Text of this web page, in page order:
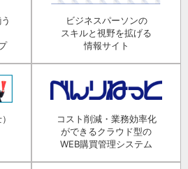
ビジネスパーソンの
スキルと視野を拡げる
情報サイト
コスト削減・業務効率化
ができるクラウド型の
WEB購買管理システム